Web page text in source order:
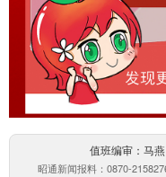
值班编审：马
昭通新闻报料：0870-